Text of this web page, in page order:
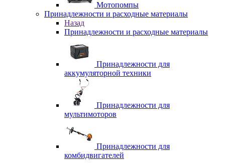
Мотопомпы
Принадлежности и расходные материалы
Назад
Принадлежности и расходные материалы
Принадлежности для
аккумуляторной техники
Принадлежности для
мультимоторов
Принадлежности для
комбидвигателей